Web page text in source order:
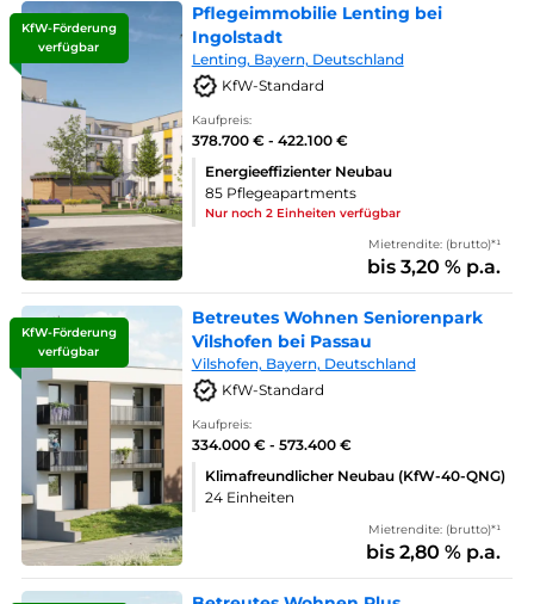
KfW-Förderung
verfügbar
Pflegeimmobilie Lenting bei
Ingolstadt
Lenting, Bayern, Deutschland
KfW-Standard
Kaufpreis:
378.700 € - 422.100 €
Energieeffizienter Neubau
85 Pflegeapartments
Nur noch 2 Einheiten verfügbar
Mietrendite: (brutto)*¹
bis 3,20 % p.a.
KfW-Förderung
verfügbar
Betreutes Wohnen Seniorenpark
Vilshofen bei Passau
Vilshofen, Bayern, Deutschland
KfW-Standard
Kaufpreis:
334.000 € - 573.400 €
Klimafreundlicher Neubau (KfW-40-QNG)
24 Einheiten
Mietrendite: (brutto)*¹
bis 2,80 % p.a.